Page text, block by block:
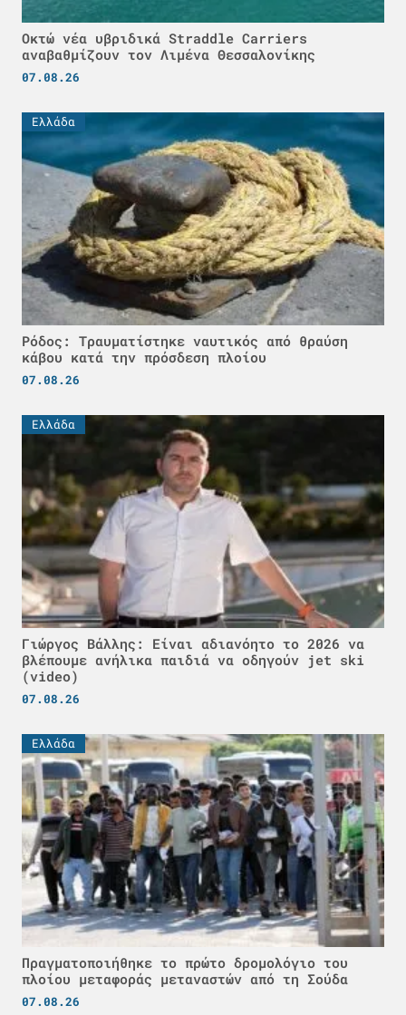
Οκτώ νέα υβριδικά Straddle Carriers
αναβαθμίζουν τον Λιμένα Θεσσαλονίκης
07.08.26
Ελλάδα
Ρόδος: Τραυματίστηκε ναυτικός από θραύση
κάβου κατά την πρόσδεση πλοίου
07.08.26
Ελλάδα
Γιώργος Βάλλης: Είναι αδιανόητο το 2026 να
βλέπουμε ανήλικα παιδιά να οδηγούν jet ski
(video)
07.08.26
Ελλάδα
Πραγματοποιήθηκε το πρώτο δρομολόγιο του
πλοίου μεταφοράς μεταναστών από τη Σούδα
07.08.26